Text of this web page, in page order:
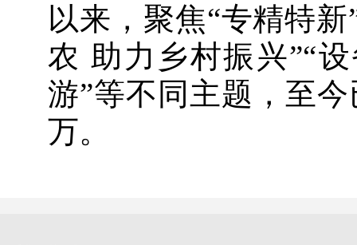
以来，聚焦“专精特
农 助力乡村振兴”“
游”等不同主题，至
万。